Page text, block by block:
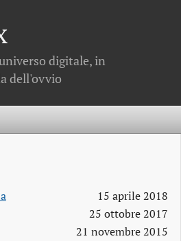
digitale, in
dell'ovvio
15 aprile 2018
25 ottobre 2017
21 novembre 2015